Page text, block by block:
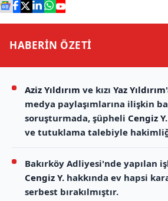
HABERİN ÖZETİ
Aziz Yıldırım ve kızı Yaz Yıldırım
medya paylaşımlarına ilişkin
soruşturmada, şüpheli Cengiz Y.
ve tutuklama talebiyle
Bakırköy Adliyesi'nde yapılan
Cengiz Y. hakkında ev hapsi
serbest bırakılmıştır.